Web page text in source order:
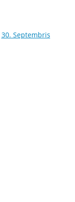
30. Septembris